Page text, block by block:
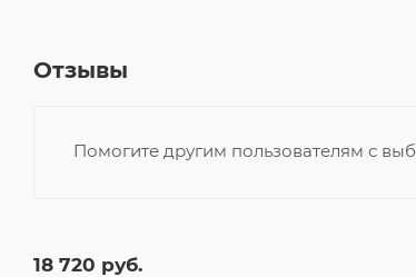
Отзывы
Помогите другим пользователям с
18 720 руб.